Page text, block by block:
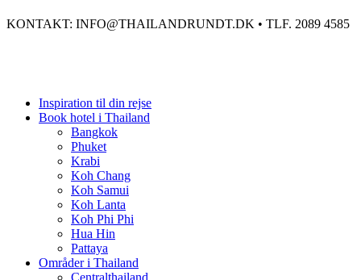
KONTAKT: INFO@THAILANDRUNDT.DK • TLF. 2089 4585
Inspiration til din rejse
Book hotel i Thailand
Bangkok
Phuket
Krabi
Koh Chang
Koh Samui
Koh Lanta
Koh Phi Phi
Hua Hin
Pattaya
Områder i Thailand